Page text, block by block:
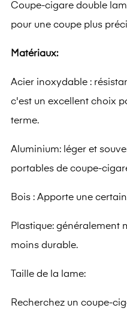
Coupe-cigare double
pour une coupe plus
Matériaux:
Acier inoxydable :
c'est un excellent choix
terme.
Aluminium: léger et
portables de coupe-
Bois : Apporte une
Plastique: généralement
moins durable.
Taille de la lame:
Recherchez un coupe-